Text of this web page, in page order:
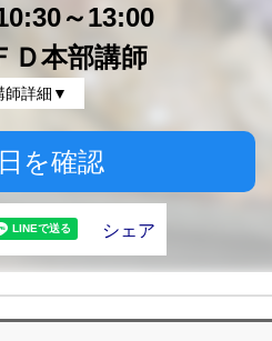
～13:00
Ｄ本部講師
師詳細▼
を確認
シェア